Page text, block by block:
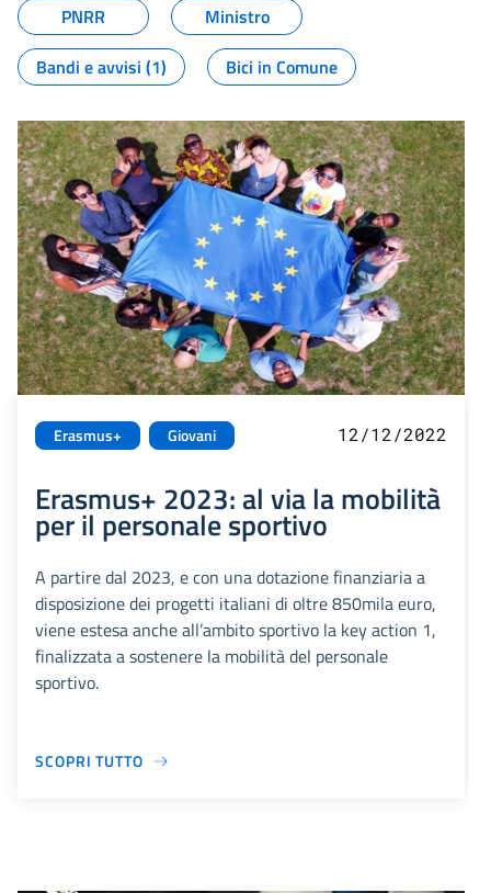
PNRR
Ministro
Bandi e avvisi (1)
Bici in Comune
Erasmus+ Giovani 12/12/2022
Erasmus+ 2023: al via la mobilità
per il personale sportivo
A partire dal 2023, e con una dotazione finanziaria a
disposizione dei progetti italiani di oltre 850mila euro,
viene estesa anche all’ambito sportivo la key action 1,
finalizzata a sostenere la mobilità del personale
sportivo.
SCOPRI TUTTO